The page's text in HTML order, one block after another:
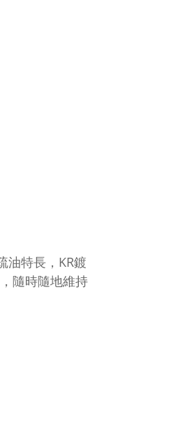
油特長，KR鍍
隨時隨地維持